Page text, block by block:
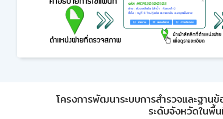
โครงการพัฒนาระบบการสำรวจและฐา
ระดับจังหวัดในพื้